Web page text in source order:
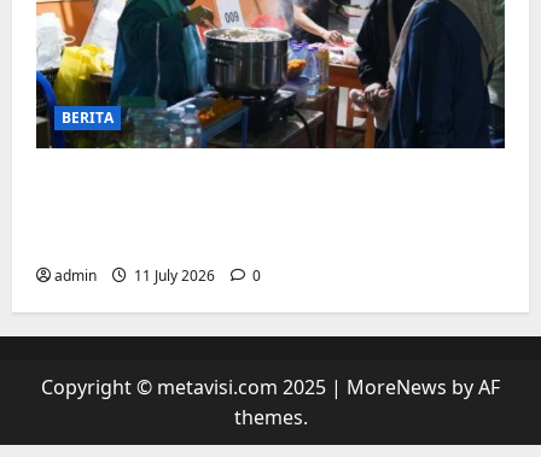
BERITA
admin 11 July 2026 0
Copyright © metavisi.com 2025 | MoreNews by AF
themes.